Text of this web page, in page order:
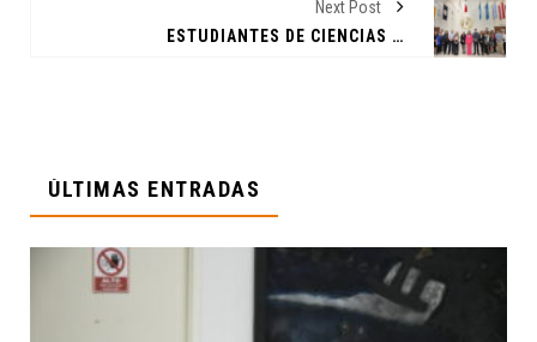
Next Post
ESTUDIANTES DE CIENCIAS DE LA COMUNICACIÓN REPRESENTARÁN A LA UANL EN DISNEY
ÚLTIMAS ENTRADAS